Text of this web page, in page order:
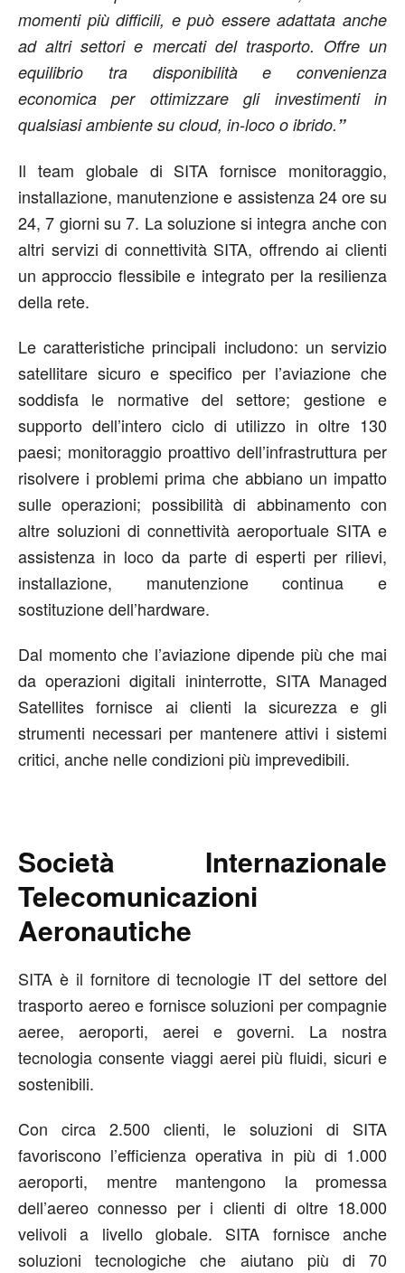
momenti più difficili, e può essere adattata anche
ad altri settori e mercati del trasporto. Offre un
equilibrio tra disponibilità e convenienza
economica per ottimizzare gli investimenti in
qualsiasi ambiente su cloud, in-loco o ibrido.”
Il team globale di SITA fornisce monitoraggio,
installazione, manutenzione e assistenza 24 ore su
24, 7 giorni su 7. La soluzione si integra anche con
altri servizi di connettività SITA, offrendo ai clienti
un approccio flessibile e integrato per la resilienza
della rete.
Le caratteristiche principali includono: un servizio
satellitare sicuro e specifico per l’aviazione che
soddisfa le normative del settore; gestione e
supporto dell’intero ciclo di utilizzo in oltre 130
paesi; monitoraggio proattivo dell’infrastruttura per
risolvere i problemi prima che abbiano un impatto
sulle operazioni; possibilità di abbinamento con
altre soluzioni di connettività aeroportuale SITA e
assistenza in loco da parte di esperti per rilievi,
installazione, manutenzione continua e
sostituzione dell’hardware.
Dal momento che l’aviazione dipende più che mai
da operazioni digitali ininterrotte, SITA Managed
Satellites fornisce ai clienti la sicurezza e gli
strumenti necessari per mantenere attivi i sistemi
critici, anche nelle condizioni più imprevedibili.
Società Internazionale
Telecomunicazioni
Aeronautiche
SITA è il fornitore di tecnologie IT del settore del
trasporto aereo e fornisce soluzioni per compagnie
aeree, aeroporti, aerei e governi. La nostra
tecnologia consente viaggi aerei più fluidi, sicuri e
sostenibili.
Con circa 2.500 clienti, le soluzioni di SITA
favoriscono l’efficienza operativa in più di 1.000
aeroporti, mentre mantengono la promessa
dell’aereo connesso per i clienti di oltre 18.000
velivoli a livello globale. SITA fornisce anche
soluzioni tecnologiche che aiutano più di 70